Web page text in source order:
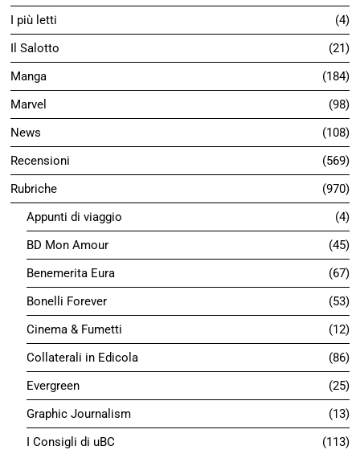
I più letti
4
Il Salotto
21
Manga
184
Marvel
98
News
108
Recensioni
569
Rubriche
970
Appunti di viaggio
4
BD Mon Amour
45
Benemerita Eura
67
Bonelli Forever
53
Cinema & Fumetti
12
Collaterali in Edicola
86
Evergreen
25
Graphic Journalism
13
I Consigli di uBC
113